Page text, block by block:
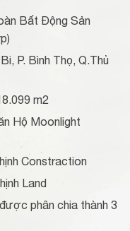
Bất Động Sản
P. Bình Thọ, Q.Thủ
m2
Hộ Moonlight
Constraction
Land
phân chia thành 3